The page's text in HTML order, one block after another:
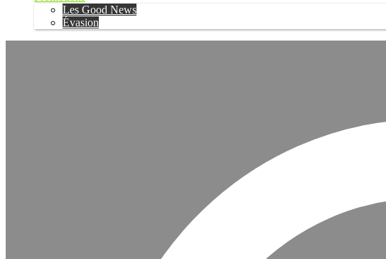
Les Good News
Évasion